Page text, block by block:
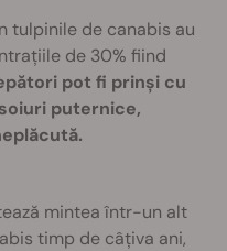
tulpinile de canabis au
de 30% fiind
pot fi prinși cu
puternice,
mintea într-un alt
timp de câțiva ani,